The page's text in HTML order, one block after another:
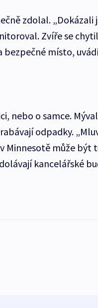
zdolal. „Dokázali
Zvíře se
místo,
nebo o samce.
odpadky.
Minnesotě může být
kancelářské